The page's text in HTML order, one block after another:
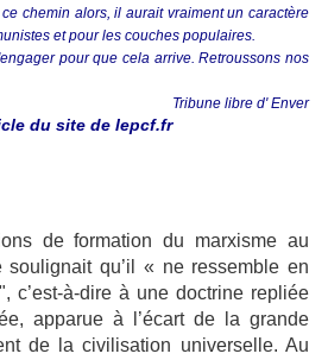
chemin alors, il aurait vraiment un caractère
et pour les couches populaires.
pour que cela arrive. Retroussons nos
Tribune libre d' Enver
du site de lepcf.fr
de formation du marxisme au
soulignait qu’il « ne ressemble en
c’est-à-dire à une doctrine repliée
apparue à l’écart de la grande
de la civilisation universelle. Au